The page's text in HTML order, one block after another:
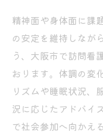
精神面や身体面に課
の安定を維持しなが
う、大阪市で訪問看
おります。体調の変
リズムや睡眠状況、
況に応じたアドバイ
で社会参加へ向かえ